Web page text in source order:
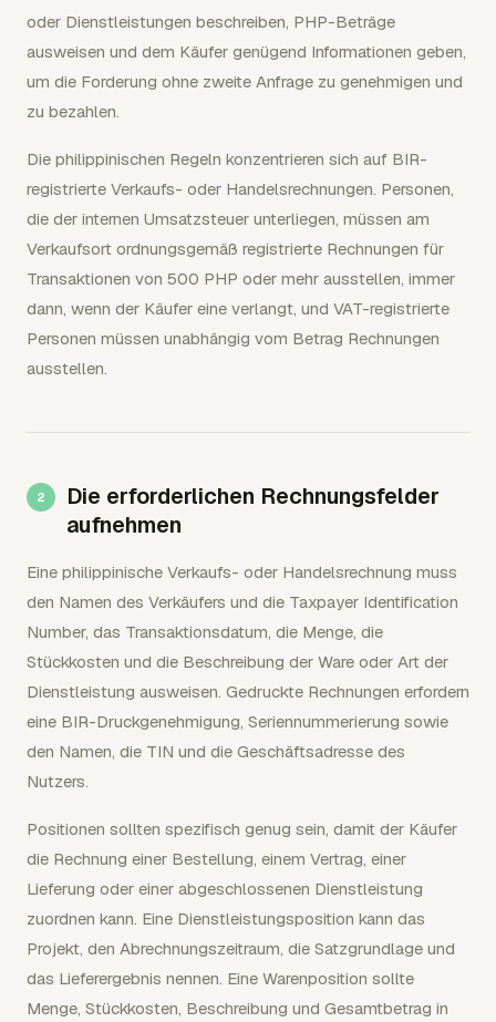
oder Dienstleistungen beschreiben, PHP-Beträge
ausweisen und dem Käufer genügend Informationen geben,
um die Forderung ohne zweite Anfrage zu genehmigen und
zu bezahlen.
Die philippinischen Regeln konzentrieren sich auf BIR-
registrierte Verkaufs- oder Handelsrechnungen. Personen,
die der internen Umsatzsteuer unterliegen, müssen am
Verkaufsort ordnungsgemäß registrierte Rechnungen für
Transaktionen von 500 PHP oder mehr ausstellen, immer
dann, wenn der Käufer eine verlangt, und VAT-registrierte
Personen müssen unabhängig vom Betrag Rechnungen
ausstellen.
Die erforderlichen Rechnungsfelder
aufnehmen
Eine philippinische Verkaufs- oder Handelsrechnung muss
den Namen des Verkäufers und die Taxpayer Identification
Number, das Transaktionsdatum, die Menge, die
Stückkosten und die Beschreibung der Ware oder Art der
Dienstleistung ausweisen. Gedruckte Rechnungen erfordern
eine BIR-Druckgenehmigung, Seriennummerierung sowie
den Namen, die TIN und die Geschäftsadresse des
Nutzers.
Positionen sollten spezifisch genug sein, damit der Käufer
die Rechnung einer Bestellung, einem Vertrag, einer
Lieferung oder einer abgeschlossenen Dienstleistung
zuordnen kann. Eine Dienstleistungsposition kann das
Projekt, den Abrechnungszeitraum, die Satzgrundlage und
das Lieferergebnis nennen. Eine Warenposition sollte
Menge, Stückkosten, Beschreibung und Gesamtbetrag in